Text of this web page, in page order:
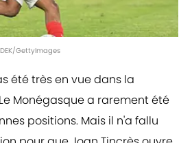
GettyImages
été très en vue dans la
Monégasque a rarement été
positions. Mais il n'a fallu